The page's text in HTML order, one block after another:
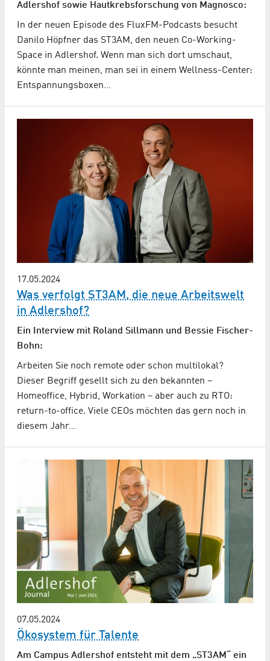
Adlershof sowie Hautkrebsforschung von Magnosco:
In der neuen Episode des FluxFM-Podcasts besucht
Danilo Höpfner das ST3AM, den neuen Co-Working-
Space in Adlershof. Wenn man sich dort umschaut,
könnte man meinen, man sei in einem Wellness-Center:
Entspannungsboxen…
17.05.2024
Was verfolgt ST3AM, die neue Arbeitswelt
in Adlershof?
Ein Interview mit Roland Sillmann und Bessie Fischer-
Bohn:
Arbeiten Sie noch remote oder schon multilokal?
Dieser Begriff gesellt sich zu den bekannten –
Homeoffice, Hybrid, Workation – aber auch zu RTO:
return-to-office. Viele CEOs möchten das gern noch in
diesem Jahr…
07.05.2024
Ökosystem für Talente
Am Campus Adlershof entsteht mit dem „ST3AM“ ein